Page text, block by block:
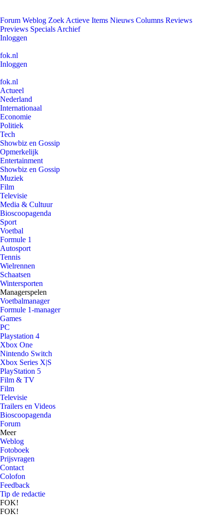
Forum Weblog Zoek Actieve Items Nieuws Columns Reviews
Previews Specials Archief
Inloggen
fok.nl
Inloggen
fok.nl
Actueel
Nederland
Internationaal
Economie
Politiek
Tech
Showbiz en Gossip
Opmerkelijk
Entertainment
Showbiz en Gossip
Muziek
Film
Televisie
Media & Cultuur
Bioscoopagenda
Sport
Voetbal
Formule 1
Autosport
Tennis
Wielrennen
Schaatsen
Wintersporten
Managerspelen
Voetbalmanager
Formule 1-manager
Games
PC
Playstation 4
Xbox One
Nintendo Switch
Xbox Series X|S
PlayStation 5
Film & TV
Film
Televisie
Trailers en Videos
Bioscoopagenda
Forum
Meer
Weblog
Fotoboek
Prijsvragen
Contact
Colofon
Feedback
Tip de redactie
FOK!
FOK!